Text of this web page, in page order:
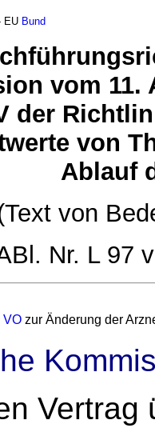
EU Bund
vom 11.
der
von
Ablauf
von
Nr. L 97
VO zur Änderung der
Vertrag